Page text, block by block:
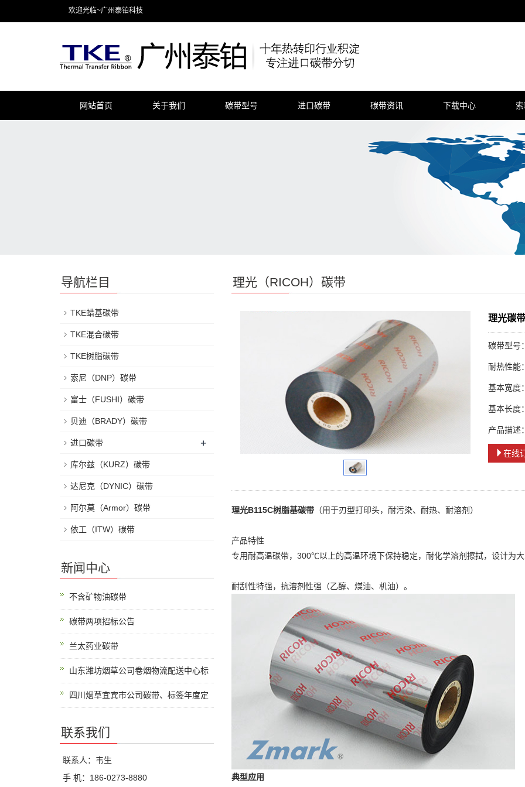
欢迎光临~广州泰铂科技
网站首页 关于我们 碳带型号 进口碳带 碳带资讯 下载中心
理光（RICOH）碳带
理光碳
碳带型号
耐热性能
基本宽度
基本长度
产品描述
在线
理光B115C树脂基碳带（用于刃型打印头，耐污染、耐热、耐溶剂）
产品特性
专用耐高温碳带，300℃以上的高温环境下保持稳定，耐化学溶剂擦拭，设计为大
耐刮性特强，抗溶剂性强（乙醇、煤油、机油）。
典型应用
导航栏目
TKE蜡基碳带
TKE混合碳带
TKE树脂碳带
索尼（DNP）碳带
富士（FUSHI）碳带
贝迪（BRADY）碳带
进口碳带 +
库尔兹（KURZ）碳带
达尼克（DYNIC）碳带
阿尔莫（Armor）碳带
依工（ITW）碳带
新闻中心
不含矿物油碳带
碳带两项招标公告
兰太药业碳带
山东潍坊烟草公司卷烟物流配送中心标
四川烟草宜宾市公司碳带、标签年度定
联系我们
联系人：韦生
手 机：186-0273-8880